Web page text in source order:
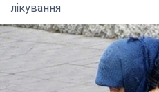
лікування